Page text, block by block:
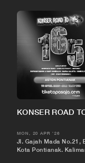
KONSER ROAD
MON, 20 APR '26
Jl. Gajah Mada No.21,
Kota Pontianak,